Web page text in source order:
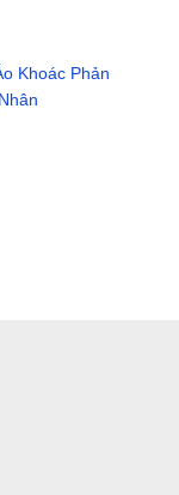
Khoác Phản